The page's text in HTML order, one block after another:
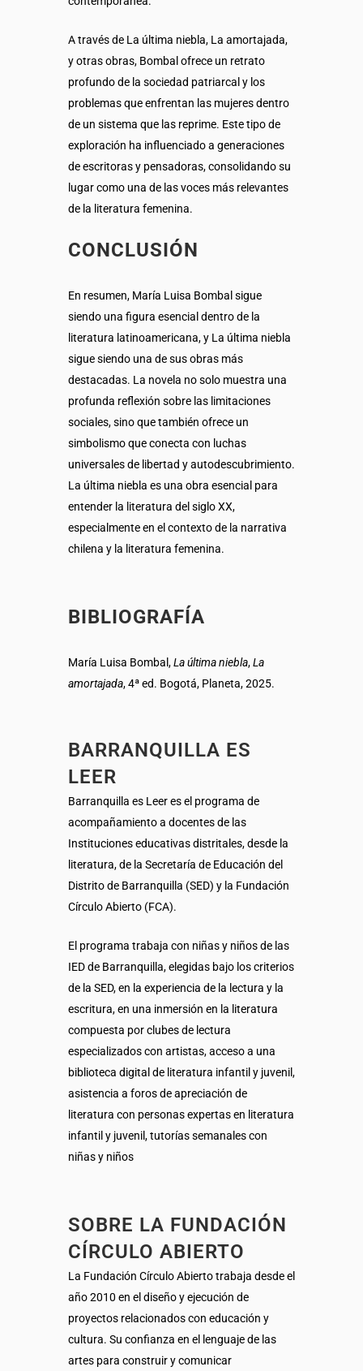
A través de La última niebla, La amortajada,
y otras obras, Bombal ofrece un retrato
profundo de la sociedad patriarcal y los
problemas que enfrentan las mujeres dentro
de un sistema que las reprime. Este tipo de
exploración ha influenciado a generaciones
de escritoras y pensadoras, consolidando su
lugar como una de las voces más relevantes
de la literatura femenina.
CONCLUSIÓN
En resumen, María Luisa Bombal sigue
siendo una figura esencial dentro de la
literatura latinoamericana, y La última niebla
sigue siendo una de sus obras más
destacadas. La novela no solo muestra una
profunda reflexión sobre las limitaciones
sociales, sino que también ofrece un
simbolismo que conecta con luchas
universales de libertad y autodescubrimiento.
La última niebla es una obra esencial para
entender la literatura del siglo XX,
especialmente en el contexto de la narrativa
chilena y la literatura femenina.
BIBLIOGRAFÍA
María Luisa Bombal,La última niebla,La
amortajada, 4ª ed. Bogotá, Planeta, 2025.
BARRANQUILLA ES
LEER
Barranquilla es Leer es el programa de
acompañamiento a docentes de las
Instituciones educativas distritales, desde la
literatura, de la Secretaría de Educación del
Distrito de Barranquilla (SED) y la Fundación
Círculo Abierto (FCA).
El programa trabaja con niñas y niños de las
IED de Barranquilla, elegidas bajo los criterios
de la SED, en la experiencia de la lectura y la
escritura, en una inmersión en la literatura
compuesta por clubes de lectura
especializados con artistas, acceso a una
biblioteca digital de literatura infantil y juvenil,
asistencia a foros de apreciación de
literatura con personas expertas en literatura
infantil y juvenil, tutorías semanales con
niñas y niños
SOBRE LA FUNDACIÓN
CÍRCULO ABIERTO
La Fundación Círculo Abierto trabaja desde el
año 2010 en el diseño y ejecución de
proyectos relacionados con educación y
cultura. Su confianza en el lenguaje de las
artes para construir y comunicar